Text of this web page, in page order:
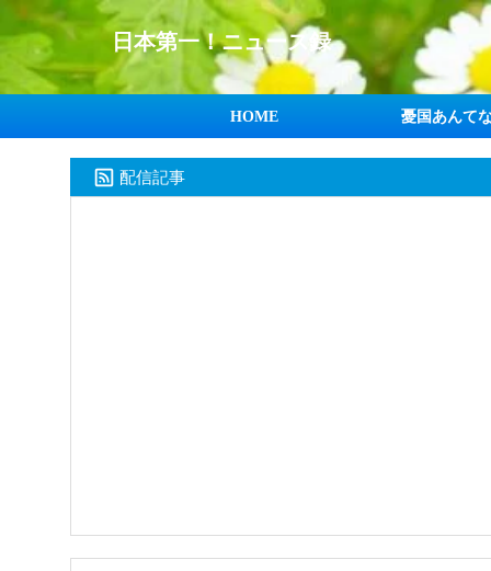
日本第一！ニュース録
HOME 憂国あんて
配信記事